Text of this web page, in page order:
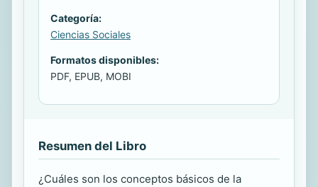
Categoría:
Ciencias Sociales
Formatos disponibles:
PDF, EPUB, MOBI
Resumen del Libro
¿Cuáles son los conceptos básicos de la